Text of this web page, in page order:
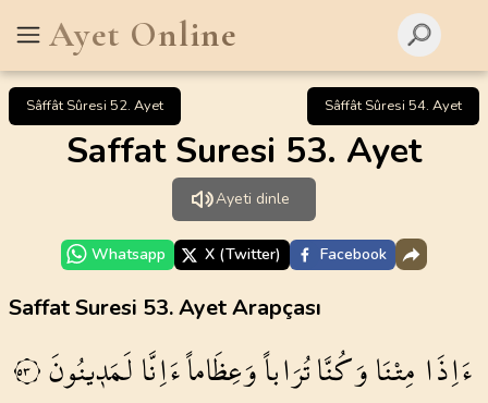
Ayet Online
Sâffât Sûresi 52. Ayet Sâffât Sûresi 54. Ayet
Saffat Suresi 53. Ayet
Ayeti dinle
Whatsapp X (Twitter) Facebook
Saffat Suresi 53. Ayet Arapçası
ءَاِذَا مِتْنَاوَكُنَّاتُرَاباًوَعِظَاماًءَاِنَّالَمَد۪ينُونَ ٥٣